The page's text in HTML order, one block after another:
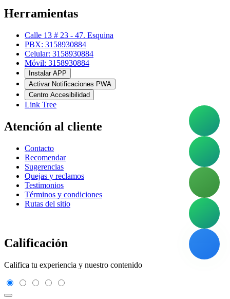
Herramientas
Calle 13 # 23 - 47. Esquina
PBX: 3158930884
Celular: 3158930884
Móvil: 3158930884
Instalar APP
Activar Notificaciones PWA
Centro Accesibilidad
Link Tree
Atención al cliente
Contacto
Recomendar
Sugerencias
Quejas y reclamos
Testimonios
Términos y condiciones
Rutas del sitio
Calificación
Califica tu experiencia y nuestro contenido